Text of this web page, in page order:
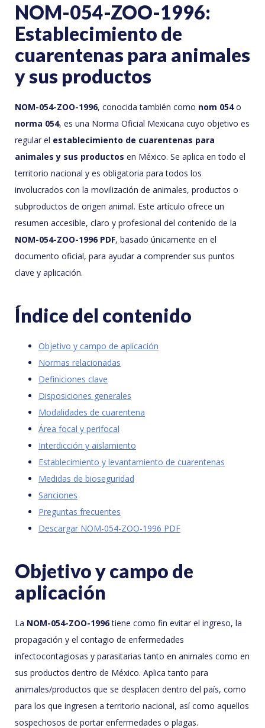
NOM-054-ZOO-1996:
Establecimiento de
cuarentenas para animales
y sus productos
NOM-054-ZOO-1996, conocida también como nom 054o
norma 054, es una Norma Oficial Mexicana cuyo objetivo es
regular el establecimiento de cuarentenas para
animales y sus productos en México. Se aplica en todo el
territorio nacional y es obligatoria para todos los
involucrados con la movilización de animales, productos o
subproductos de origen animal. Este artículo ofrece un
resumen accesible, claro y profesional del contenido de la
NOM-054-ZOO-1996 PDF, basado únicamente en el
documento oficial, para ayudar a comprender sus puntos
clave y aplicación.
Índice del contenido
Objetivo y campo de aplicación
Normas relacionadas
Definiciones clave
Disposiciones generales
Modalidades de cuarentena
Área focal y perifocal
Interdicción y aislamiento
Establecimiento y levantamiento de cuarentenas
Medidas de bioseguridad
Sanciones
Preguntas frecuentes
Descargar NOM-054-ZOO-1996 PDF
Objetivo y campo de
aplicación
La NOM-054-ZOO-1996tiene como fin evitar el ingreso, la
propagación y el contagio de enfermedades
infectocontagiosas y parasitarias tanto en animales como en
sus productos dentro de México. Aplica tanto para
animales/productos que se desplacen dentro del país, como
para los que ingresen a territorio nacional, así como aquellos
sospechosos de portar enfermedades o plagas.